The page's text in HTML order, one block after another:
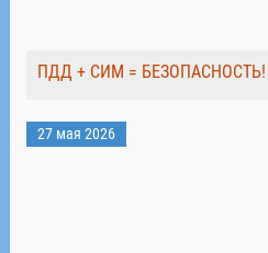
ПДД + СИМ = БЕЗОПАСНОСТЬ!
27 мая 2026